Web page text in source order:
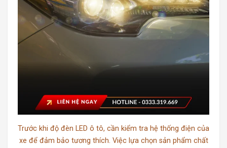
Trước khi độ đèn LED ô tô, cần kiểm tra hệ thống điện của
xe để đảm bảo tương thích. Việc lựa chọn sản phẩm chất